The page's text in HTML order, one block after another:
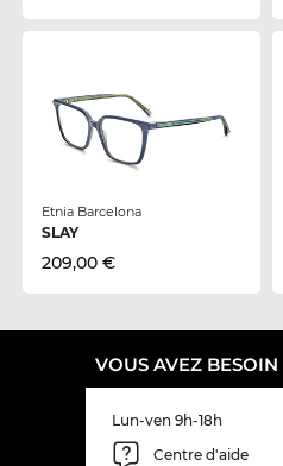
Etnia Barcelona
SLAY
209,00 €
VOUS AVEZ
Lun-ven 9h-18h
Centre d'aide